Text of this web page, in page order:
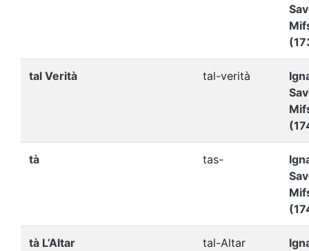
tal Verità tal-verità
tà tas-
tà L’Altar tal-Altar